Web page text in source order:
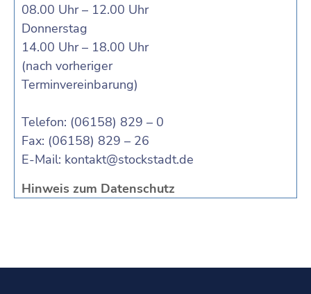
08.00 Uhr – 12.00 Uhr
Donnerstag
14.00 Uhr – 18.00 Uhr
(nach vorheriger
Terminvereinbarung)
Telefon: (06158) 829 – 0
Fax: (06158) 829 – 26
E-Mail: kontakt@stockstadt.de
Hinweis zum Datenschutz